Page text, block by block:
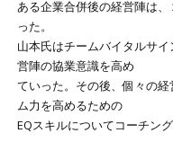
ある企業合併後の経営陣は
った。
山本氏はチームバイタルサ
営陣の協業意識を高め
ていった。その後、個々の
ム力を高めるための
EQスキルについてコーチン